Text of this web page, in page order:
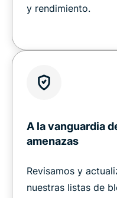
y rendimiento.
A la vanguardia
amenazas
Revisamos y
nuestras listas de